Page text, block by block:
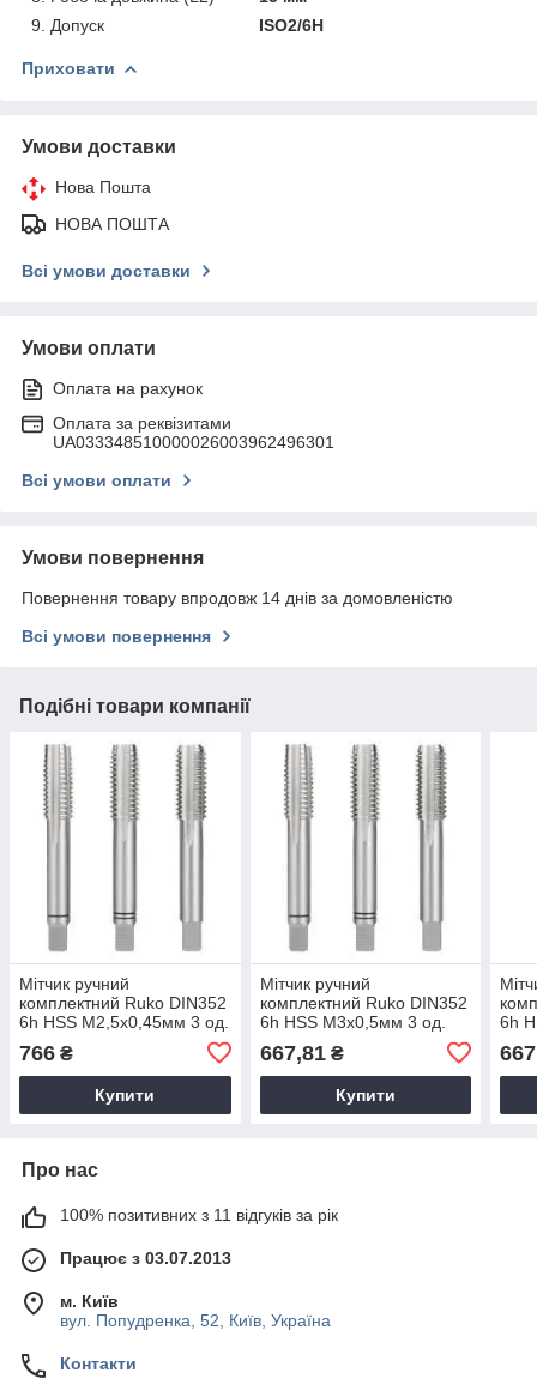
9. Допуск
ISO2/6H
Приховати
Умови доставки
Нова Пошта
НОВА ПОШТА
Всі умови доставки
Умови оплати
Оплата на рахунок
Оплата за реквізитами
UA033348510000026003962496301
Всі умови оплати
Умови повернення
Повернення товару впродовж 14 днів за домовленістю
Всі умови повернення
Подібні товари компанії
Мітчик ручний
комплектний Ruko DIN352
6h HSS M2,5х0,45мм 3 од.
766 ₴
Купити
Мітчик ручний
комплектний Ruko DIN352
6h HSS M3х0,5мм 3 од.
667,81₴
Купити
6h
Про нас
100% позитивних з 11 відгуків за рік
Працює з 03.07.2013
м. Київ
вул. Попудренка, 52, Київ, Україна
Контакти